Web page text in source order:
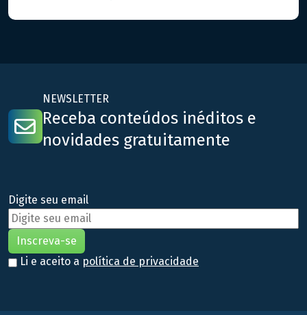
NEWSLETTER
Receba conteúdos inéditos e
novidades gratuitamente
Digite seu email
Li e aceito a política de privacidade